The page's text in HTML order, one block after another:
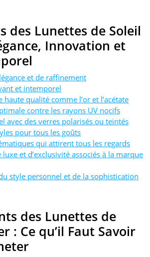
des Lunettes de Soleil
Innovation et
et de raffinement
et intemporel
qualité comme l’or et l’acétate
contre les rayons UV nocifs
avec des verres polarisés ou teintés
pour tous les goûts
qui attirent tous les regards
et d’exclusivité associés à la marque
style personnel et de la sophistication
des Lunettes de
: Ce qu’il Faut Savoir